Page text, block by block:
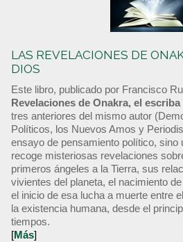
LAS REVELACIONES DE
DIOS
Este libro, publicado por Francisco
Revelaciones de Onakra, el
tres anteriores del mismo autor
Políticos, los Nuevos Amos y
ensayo de pensamiento político, sino
recoge misteriosas revelaciones
primeros ángeles a la Tierra, sus
vivientes del planeta, el nacimiento
el inicio de esa lucha a muerte entre
la existencia humana, desde el
tiempos.
[Más]